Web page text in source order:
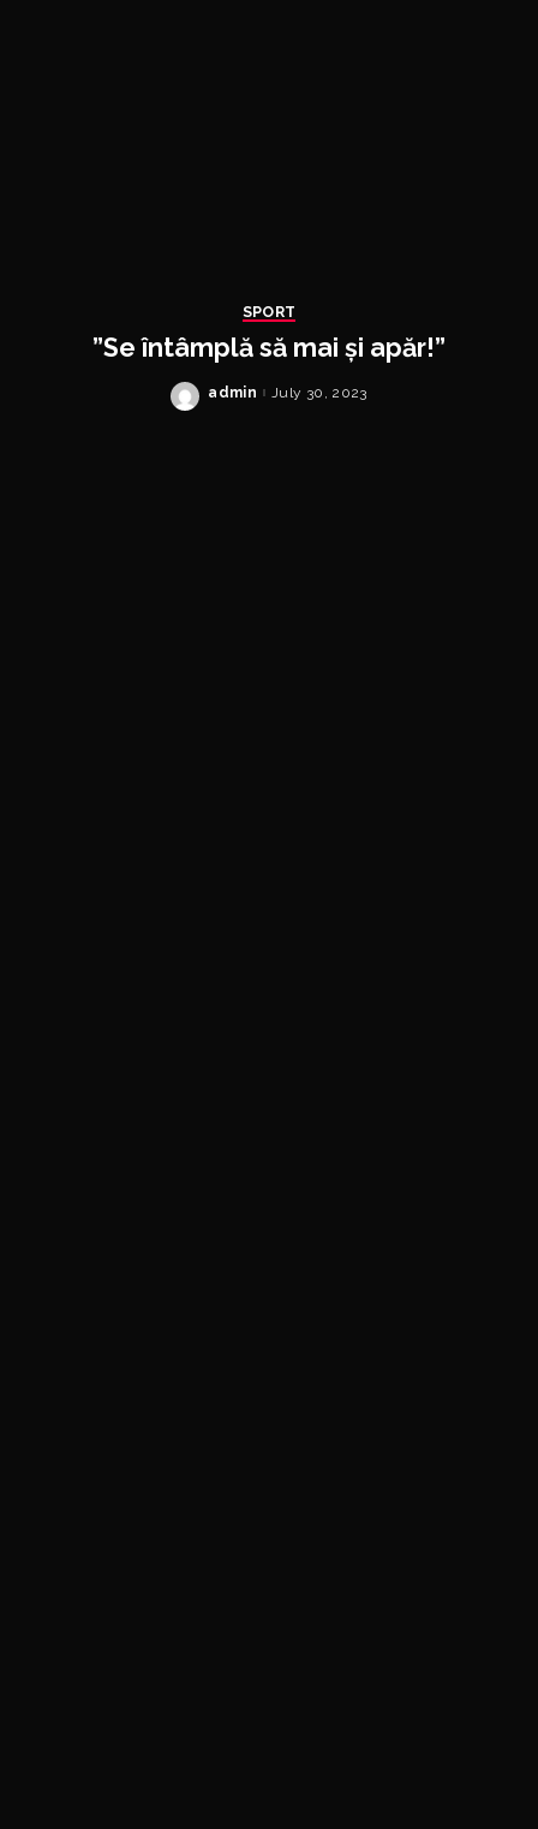
SPORT
”Se întâmplă să mai și apăr!”
Posted
admin July 30, 2023